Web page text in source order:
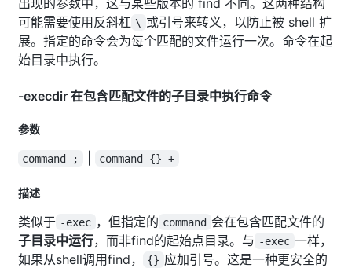
可能需要使用反斜杠 \ 或引号来转义，以防止被 shell 扩
展。指定的命令会为每个匹配的文件运行一次。命令在起
始目录中执行。
-execdir 在包含匹配文件的子目录中执行命令
参数
command ; command {} +
描述
类似于 -exec ，但指定的 command 会在包含匹配文件的
子目录中运行，而非find的起始点目录。与 -exec 一样，
如果从shell调用find，
{} 应加引号。这是一种更安全的